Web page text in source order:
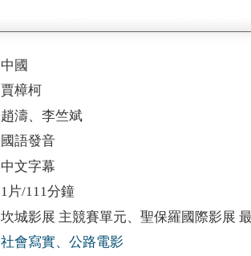
中國
賈樟柯
趙濤、李竺斌
國語發音
中文字幕
1片/111分鐘
坎城影展 主競賽單元、聖保羅國際影展
社會寫實、公路電影